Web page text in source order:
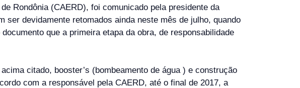
Rondônia (CAERD), foi comunicado pela presidente da
devidamente retomados ainda neste mês de julho, quando
que a primeira etapa da obra, de responsabilidade
citado, booster’s (bombeamento de água ) e construção
com a responsável pela CAERD, até o final de 2017, a